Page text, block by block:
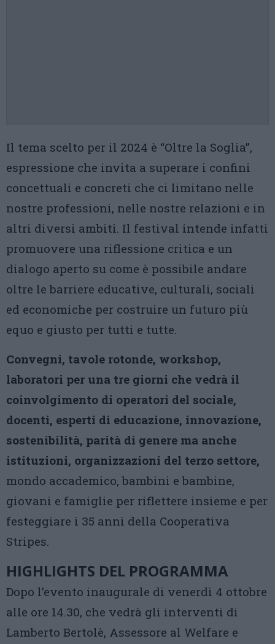
Il tema scelto per il 2024 è “Oltre la Soglia”,
espressione che invita a superare i confini
concettuali e concreti che ci limitano nelle
nostre professioni, nelle nostre relazioni e in
altri diversi ambiti. Il festival intende infatti
promuovere una riflessione critica e un
dialogo aperto su come è possibile andare
oltre le barriere educative, culturali, sociali
ed economiche per costruire un futuro più
equo e giusto per tutti e tutte.
Convegni, tavole rotonde, workshop,
laboratori per una tre giorni che vedrà il
coinvolgimento di operatori del sociale,
docenti, esperti di educazione, innovazione,
sostenibilità, parità di genere ma anche
istituzioni, organizzazioni del terzo settore,
mondo accademico, bambini e bambine,
giovani e famiglie per riflettere insieme e per
festeggiare i 35 anni della Cooperativa
Stripes.
HIGHLIGHTS DEL PROGRAMMA
Dopo l’evento inaugurale di venerdì 4 ottobre
alle ore 14.30, che vedrà gli interventi di
Lamberto Bertolè, Assessore al Welfare e